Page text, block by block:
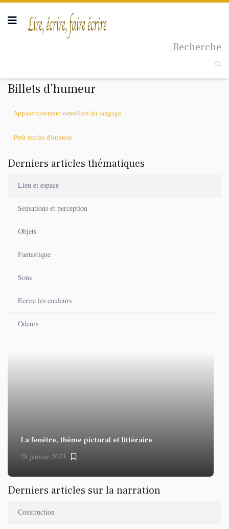
Recherche
Billets d'humeur
Appauvrissement orwellien du langage
Petit mythe d'humeur
Derniers articles thématiques
Lieu et espace
Sensations et perception
Objets
Fantastique
Sons
Ecrire les couleurs
Odeurs
La fenêtre, thème pictural et littéraire
28 janvier 2023
Derniers articles sur la narration
Construction